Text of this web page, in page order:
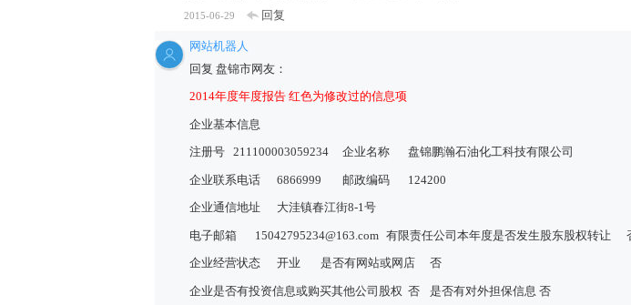
2015-06-29 回复
网站机器人
回复 盘锦市网友：
2014年度年度报告 红色为修改过的信息项
企业基本信息
注册号 211100003059234 企业名称 盘锦鹏瀚石油化工科技有限公司
企业联系电话 6866999 邮政编码 124200
企业通信地址 大洼镇春江街8-1号
电子邮箱 15042795234@163.com 有限责任公司本年度是否发生股东股权转让
企业经营状态 开业 是否有网站或网店 否
企业是否有投资信息或购买其他公司股权 否 是否有对外担保信息 否